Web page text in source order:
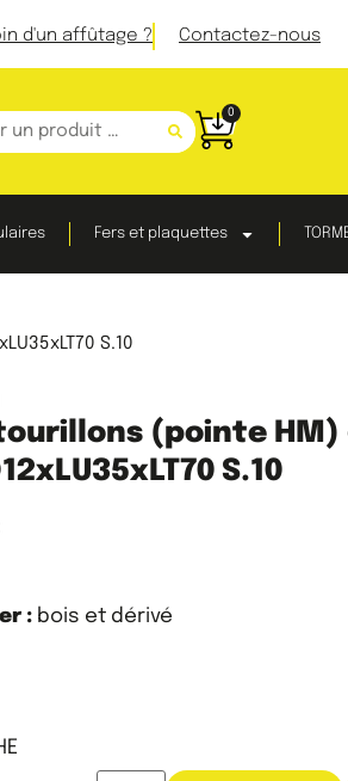
d'un affûtage ? Contactez-nous
0
Fers et plaquettes
S.10
(pointe
S.10
: bois et dérivé